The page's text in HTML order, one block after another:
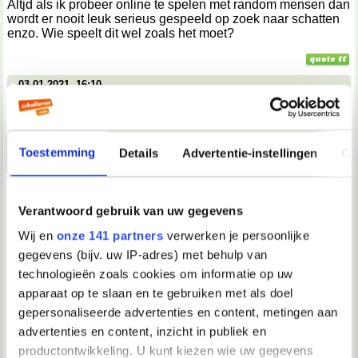
Toestemming Details Advertentie-instellingen
Verantwoord gebruik van uw gegevens
Wij en onze 141 partners verwerken je persoonlijke
gegevens (bijv. uw IP-adres) met behulp van
technologieën zoals cookies om informatie op uw
apparaat op te slaan en te gebruiken met als doel
gepersonaliseerde advertenties en content, metingen aan
advertenties en content, inzicht in publiek en
productontwikkeling. U kunt kiezen wie uw gegevens
Altjd als ik probeer online te spelen met random mensen dan
wordt er nooit leuk serieus gespeeld op zoek naar schatten
enzo. Wie speelt dit wel zoals het moet?
03-01-2021, 16:10
Gordon Ramsay.
Ik heb hier echt nog nooit van gehoord
Haller
Gordon Ramsay. schreef:
Ik heb hier echt nog nooit van gehoord
Jij zit alleen maar gvd te koken mongool